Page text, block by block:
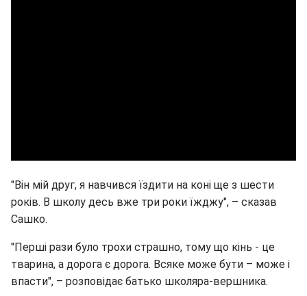
"Він мій друг, я навчився їздити на коні ще з шести
років. В школу десь вже три роки їжджу", – сказав
Сашко.
"Перші рази було трохи страшно, тому що кінь - це
тварина, а дорога є дорога. Всяке може бути – може і
впасти", – розповідає батько школяра-вершника.